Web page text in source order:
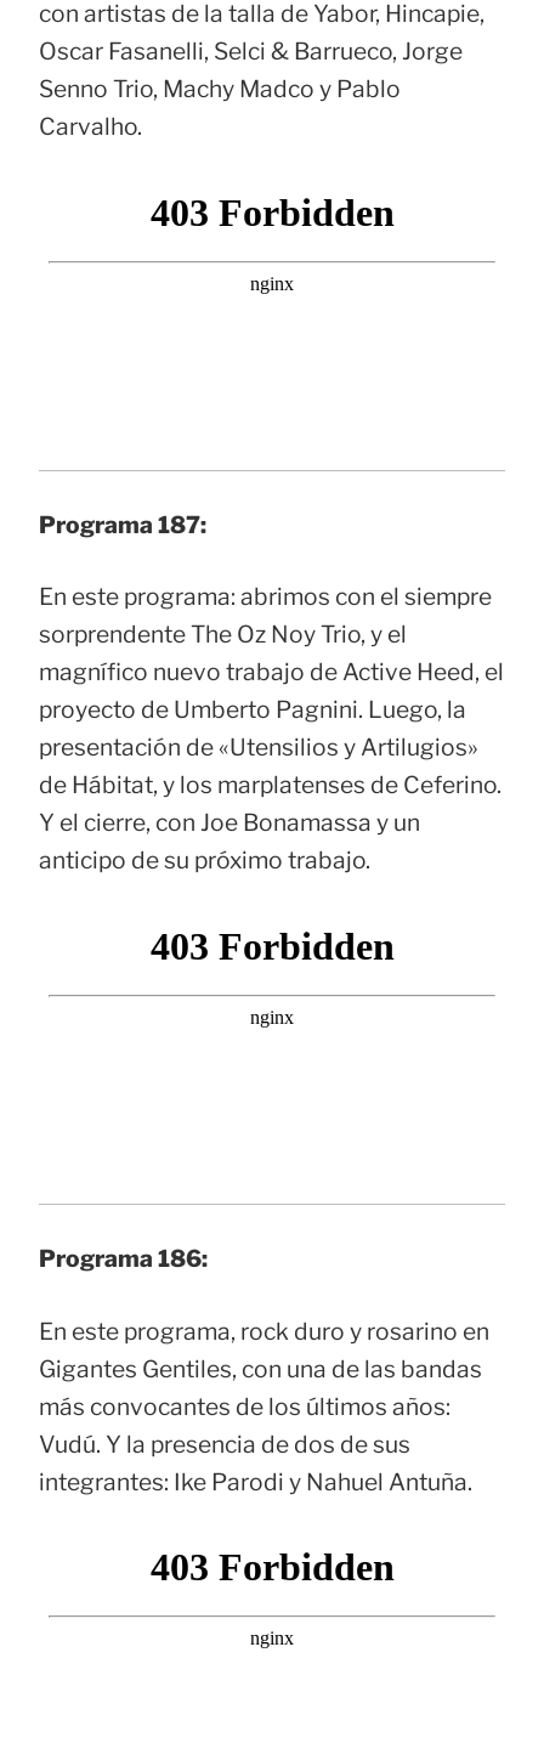
con artistas de la talla de Yabor, Hincapie,
Oscar Fasanelli, Selci & Barrueco, Jorge
Senno Trio, Machy Madco y Pablo
Carvalho.
Programa 187:
En este programa: abrimos con el siempre
sorprendente The Oz Noy Trio, y el
magnífico nuevo trabajo de Active Heed, el
proyecto de Umberto Pagnini. Luego, la
presentación de «Utensilios y Artilugios»
de Hábitat, y los marplatenses de Ceferino.
Y el cierre, con Joe Bonamassa y un
anticipo de su próximo trabajo.
Programa 186:
En este programa, rock duro y rosarino en
Gigantes Gentiles, con una de las bandas
más convocantes de los últimos años:
Vudú. Y la presencia de dos de sus
integrantes: Ike Parodi y Nahuel Antuña.